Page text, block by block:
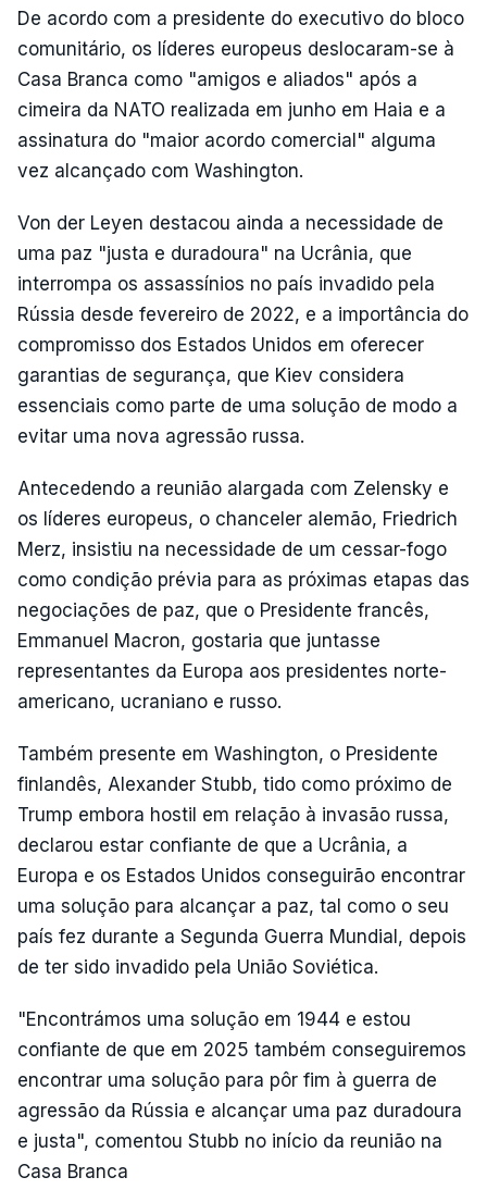
De acordo com a presidente do executivo do bloco
comunitário, os líderes europeus deslocaram-se à
Casa Branca como "amigos e aliados" após a
cimeira da NATO realizada em junho em Haia e a
assinatura do "maior acordo comercial" alguma
vez alcançado com Washington.
Von der Leyen destacou ainda a necessidade de
uma paz "justa e duradoura" na Ucrânia, que
interrompa os assassínios no país invadido pela
Rússia desde fevereiro de 2022, e a importância do
compromisso dos Estados Unidos em oferecer
garantias de segurança, que Kiev considera
essenciais como parte de uma solução de modo a
evitar uma nova agressão russa.
Antecedendo a reunião alargada com Zelensky e
os líderes europeus, o chanceler alemão, Friedrich
Merz, insistiu na necessidade de um cessar-fogo
como condição prévia para as próximas etapas das
negociações de paz, que o Presidente francês,
Emmanuel Macron, gostaria que juntasse
representantes da Europa aos presidentes norte-
americano, ucraniano e russo.
Também presente em Washington, o Presidente
finlandês, Alexander Stubb, tido como próximo de
Trump embora hostil em relação à invasão russa,
declarou estar confiante de que a Ucrânia, a
Europa e os Estados Unidos conseguirão encontrar
uma solução para alcançar a paz, tal como o seu
país fez durante a Segunda Guerra Mundial, depois
de ter sido invadido pela União Soviética.
"Encontrámos uma solução em 1944 e estou
confiante de que em 2025 também conseguiremos
encontrar uma solução para pôr fim à guerra de
agressão da Rússia e alcançar uma paz duradoura
e justa", comentou Stubb no início da reunião na
Casa Branca